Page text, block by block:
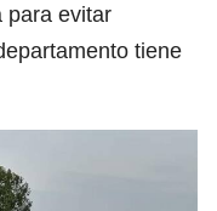
para evitar
tiene